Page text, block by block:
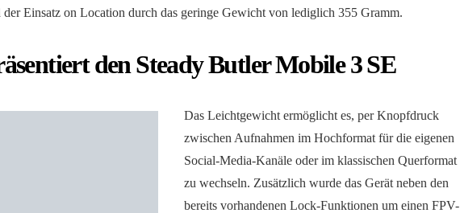
Einsatz on Location durch das geringe Gewicht von lediglich 355 Gramm.
den Steady Butler Mobile 3 SE
Das Leichtgewicht ermöglicht es, per Knopfdruck
zwischen Aufnahmen im Hochformat für die eigenen
Social-Media-Kanäle oder im klassischen Querformat
zu wechseln. Zusätzlich wurde das Gerät neben den
bereits vorhandenen Lock-Funktionen um einen FPV-